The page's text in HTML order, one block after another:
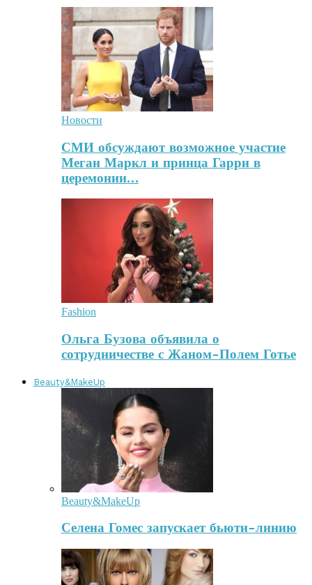
Новости
СМИ обсуждают возможное участие
Меган Маркл и принца Гарри в
церемонии…
Fashion
Ольга Бузова объявила о
сотрудничестве с Жаном-Полем Готье
Beauty&MakeUp
Beauty&MakeUp
Селена Гомес запускает бьюти-линию